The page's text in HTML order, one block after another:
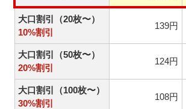
大口割引（20枚〜）
10%割引
139円
大口割引（50枚〜）
20%割引
124円
大口割引（100枚〜）
30%割引
108円